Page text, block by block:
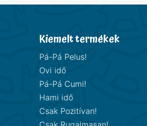
Kiemelt termékek
Pá-Pá Pelus!
Ovi idő
Pá-Pá Cumi!
Hami idő
Csak Pozitívan!